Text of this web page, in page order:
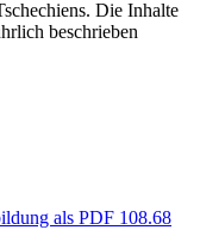
als PDF 108.68